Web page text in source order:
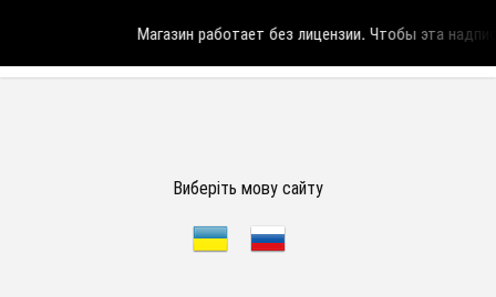
Магазин работает без лицензии.Чтобы эта
Виберіть мову сайту